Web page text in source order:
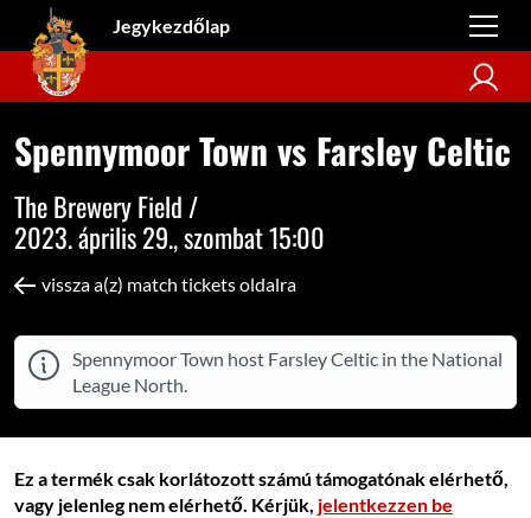
Jegykezdőlap
Spennymoor Town vs Farsley Celtic
The Brewery Field /
2023. április 29., szombat 15:00
vissza a(z) match tickets oldalra
Spennymoor Town host Farsley Celtic in the National
League North.
Ez a termék csak korlátozott számú támogatónak elérhető,
vagy jelenleg nem elérhető. Kérjük, jelentkezzen be